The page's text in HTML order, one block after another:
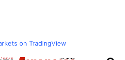
on TradingView